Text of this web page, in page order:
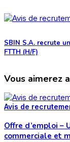
SBIN S.A. recrute
FTTH (H/F)
Vous aimerez
Avis de
Offre d’emploi –
commerciale et